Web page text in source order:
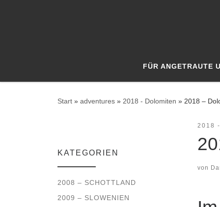
FÜR ANGETRAUTE
Start » adventures » 2018 - Dolomiten » 2018 –
2018
von
KATEGORIEN
2008 – SCHOTTLAND
2009 – SLOWENIEN